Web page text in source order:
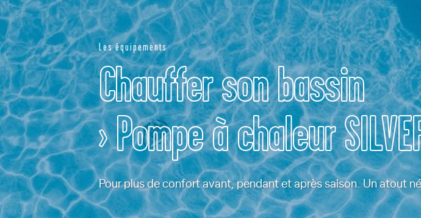
Les équipements
Chauffer son bassin
› Pompe à chaleur
Pour plus de confort avant, pendant et après saison. Un atout